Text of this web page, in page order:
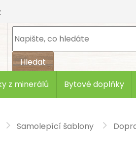
Hledat
z minerálů Bytové doplňky
Samolepící šablony